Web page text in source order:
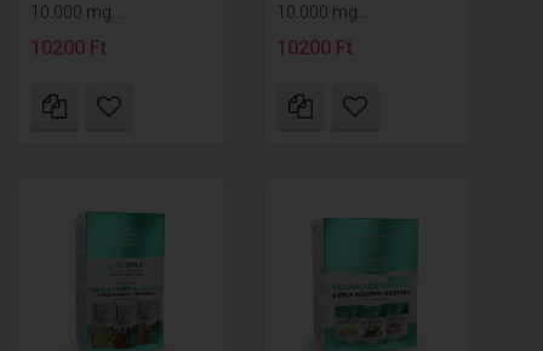
10.000 mg...
10200 Ft
10.000 mg...
10200 Ft